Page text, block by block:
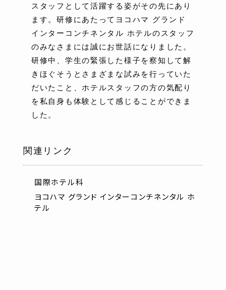
スタッフとして活躍する姿がその先にあり
ます。研修にあたってヨコハマ グランド
インターコンチネンタル ホテルのスタッフ
のみなさまには誠にお世話になりました。
研修中、学生の緊張した様子を察知して解
きほぐそうとさまざまな試みを行っていた
だいたこと、ホテルスタッフの方の気配り
を私自身も体験として感じることができま
した。
関連リンク
国際ホテル科
ヨコハマ グランド インターコンチネンタル ホ
テル